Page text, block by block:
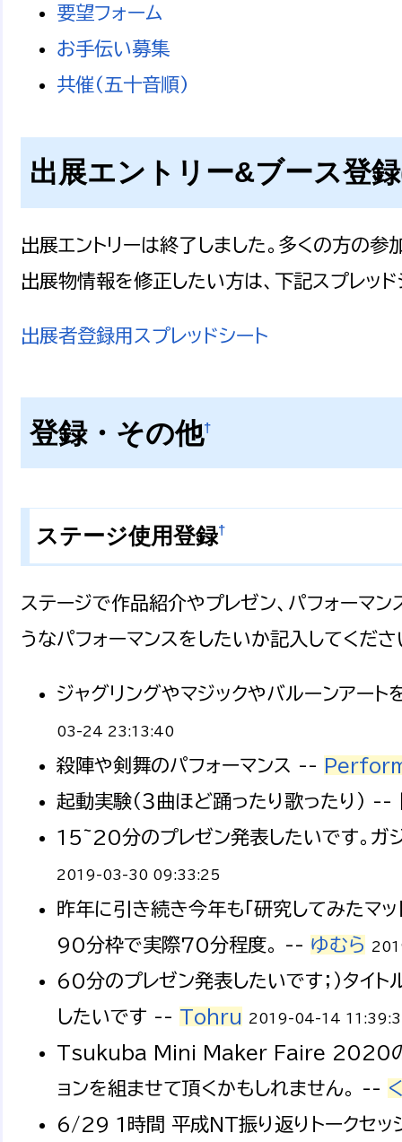
要望フォーム
お手伝い募集
共催(五十音順)
出展エントリー&ブース登
出展エントリーは終了しました。多くの方の参
出展物情報を修正したい方は、下記スプレッ
出展者登録用スプレッドシート
登録・その他†
ステージ使用登録†
ステージで作品紹介やプレゼン、パフォーマ
うなパフォーマンスをしたいか記入してくださ
ジャグリングやマジックやバルーンアー
03-24 23:13:40
殺陣や剣舞のパフォーマンス --
起動実験（３曲ほど踊ったり歌ったり
15~20分のプレゼン発表したいです。ガ
2019-03-30 09:33:25
昨年に引き続き今年も「研究してみたマ
90分枠で実際70分程度。 -- ゆむら
60分のプレゼン発表したいです；）タイ
したいです -- Tohru 2019-04-14
Tsukuba Mini Maker Faire 2020のお
ョンを組ませて頂くかもしれません。 --
6/29 1時間 平成NT振り返りトークセ